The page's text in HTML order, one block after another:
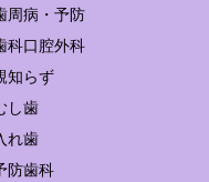
周病・予防
科口腔外科
知らず
し歯
れ歯
防歯科